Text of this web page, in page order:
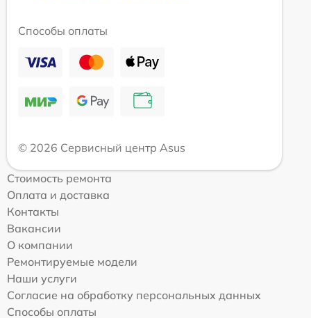
Способы оплаты
© 2026 Сервисный центр Asus
Стоимость ремонта
Оплата и доставка
Контакты
Вакансии
О компании
Ремонтируемые модели
Наши услуги
Согласие на обработку персональных данных
Способы оплаты